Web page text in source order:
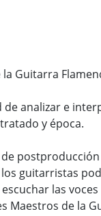
Guitarra
analizar e
y época.
guitarristas
las
Maestros de la